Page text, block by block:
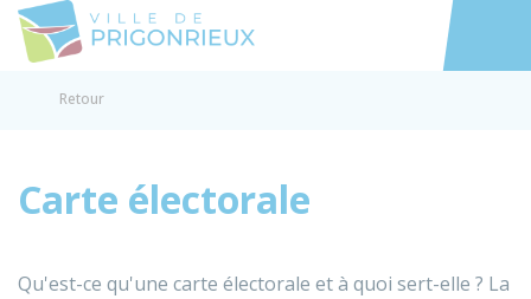
Accéder
Retour
Carte électorale
Qu'est-ce qu'une carte électorale et à quoi sert-elle ? La